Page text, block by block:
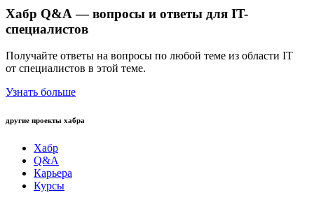
Хабр Q&A — вопросы и ответы для IT-
специалистов
Получайте ответы на вопросы по любой теме из области IT
от специалистов в этой теме.
Узнать больше
другие проекты хабра
Хабр
Q&A
Карьера
Курсы